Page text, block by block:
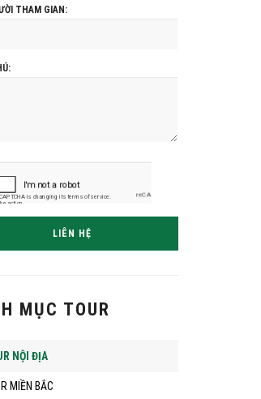
THAM GIAN:
LIÊN HỆ
MỤC TOUR
NỘI ĐỊA
MIỀN BẮC